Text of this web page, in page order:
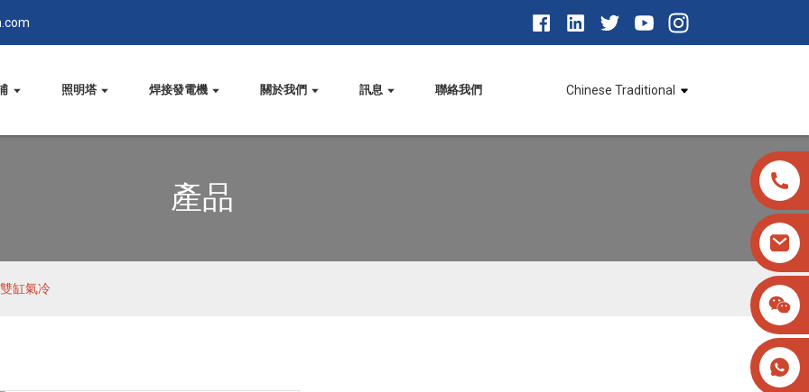
照明塔 焊接發電機 關於我們 訊息 聯絡我們 Chinese Traditional
產品
缸氣冷